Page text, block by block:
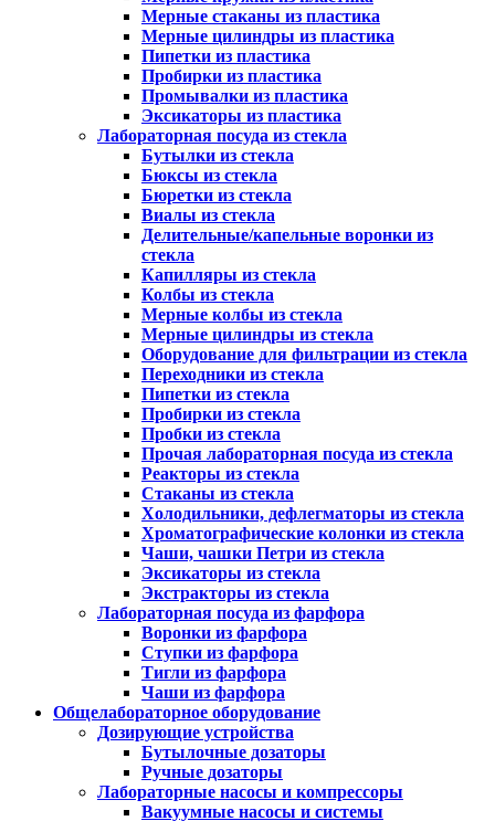
Мерные стаканы из пластика
Мерные цилиндры из пластика
Пипетки из пластика
Пробирки из пластика
Промывалки из пластика
Эксикаторы из пластика
Лабораторная посуда из стекла
Бутылки из стекла
Бюксы из стекла
Бюретки из стекла
Виалы из стекла
Делительные/капельные воронки из
стекла
Капилляры из стекла
Колбы из стекла
Мерные колбы из стекла
Мерные цилиндры из стекла
Оборудование для фильтрации из стекла
Переходники из стекла
Пипетки из стекла
Пробирки из стекла
Пробки из стекла
Прочая лабораторная посуда из стекла
Реакторы из стекла
Стаканы из стекла
Холодильники, дефлегматоры из стекла
Хроматографические колонки из стекла
Чаши, чашки Петри из стекла
Эксикаторы из стекла
Экстракторы из стекла
Лабораторная посуда из фарфора
Воронки из фарфора
Ступки из фарфора
Тигли из фарфора
Чаши из фарфора
Общелабораторное оборудование
Дозирующие устройства
Бутылочные дозаторы
Ручные дозаторы
Лабораторные насосы и компрессоры
Вакуумные насосы и системы